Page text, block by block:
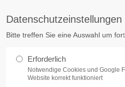
zu unserer
Schule Treuchtlingen
kooperative Gesamtschule
SCHULE
Datenschutzeinstellungen
Bitte treffen Sie eine Auswahl um
Erforderlich
Notwendige Cookies und Google
Website korrekt funktioniert